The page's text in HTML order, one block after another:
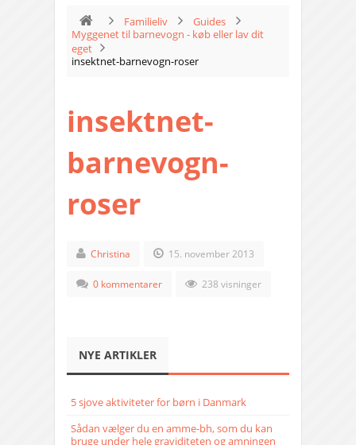
Familieliv
Guides
Myggenet til barnevogn - køb eller lav dit
eget
insektnet-barnevogn-roser
insektnet-
barnevogn-
roser
Christina 15. november 2013
0 kommentarer 238 visninger
NYE ARTIKLER
5 sjove aktiviteter for børn i Danmark
Sådan vælger du en amme-bh, som du kan
bruge under hele graviditeten og amningen